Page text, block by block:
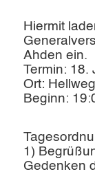
Hiermit
Ahden ein.
Termin: 18.
Ort:
Beginn:
1)
Gedenken